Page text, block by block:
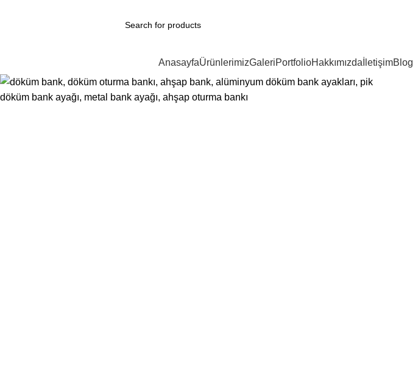
AnasayfaÜrünlerimizGaleriPortfolioHakkımızda İletişimBlog